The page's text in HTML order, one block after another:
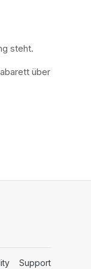
steht.
über
tab)
(opens in a new tab)
Support(opens in